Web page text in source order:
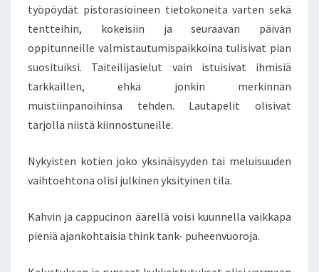
–
J
U
L
K
N
E
N
K
S
T
I
työpöydät pistorasioineen tietokoneita varten sekä
tentteihin, kokeisiin ja seuraavan päivän
oppitunneille valmistautumispaikkoina tulisivat pian
suosituiksi. Taiteilijasielut vain istuisivat ihmisiä
tarkkaillen, ehkä jonkin merkinnän
muistiinpanoihinsa tehden. Lautapelit olisivat
tarjolla niistä kiinnostuneille.
Nykyisten kotien joko yksinäisyyden tai meluisuuden
vaihtoehtona olisi julkinen yksityinen tila.
Kahvin ja cappucinon äärellä voisi kuunnella vaikkapa
pieniä ajankohtaisia think tank- puheenvuoroja.